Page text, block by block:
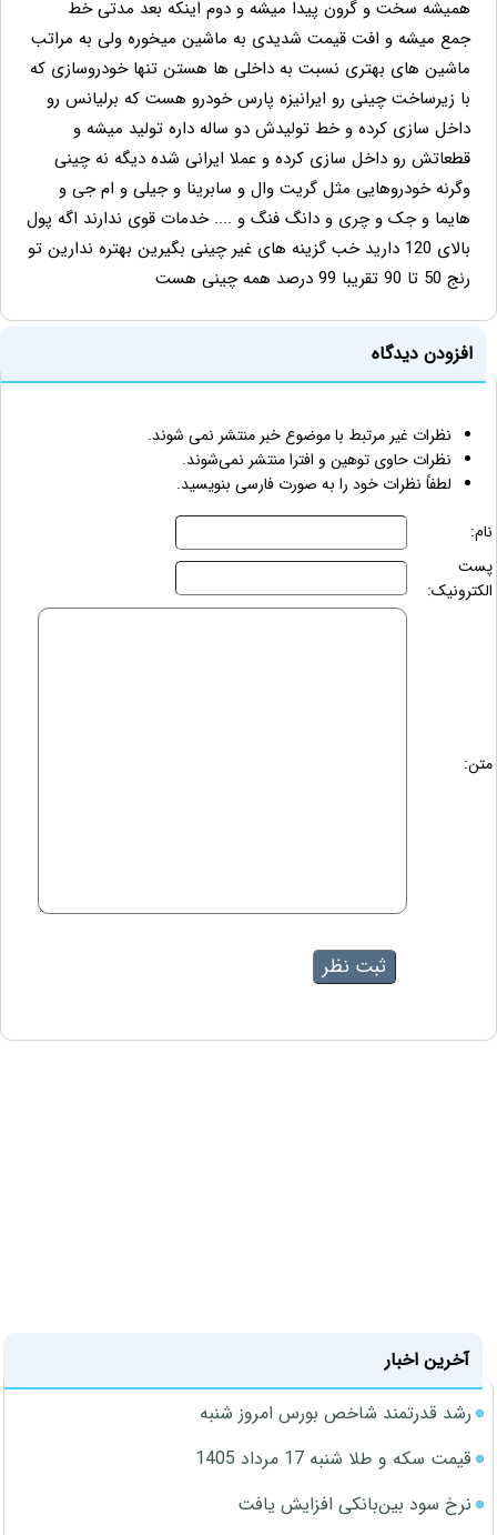
همیشه سخت و گرون پیدا میشه و دوم اینکه بعد مدتی خط
جمع میشه و افت قیمت شدیدی به ماشین میخوره ولی به مراتب
ماشین های بهتری نسبت به داخلی ها هستن تنها خودروسازی که
با زیرساخت چینی رو ایرانیزه پارس خودرو هست که برلیانس رو
داخل سازی کرده و خط تولیدش دو ساله داره تولید میشه و
قطعاتش رو داخل سازی کرده و عملا ایرانی شده دیگه نه چینی
وگرنه خودروهایی مثل گریت وال و سابرینا و جیلی و ام جی و
هایما و جک و چری و دانگ فنگ و .... خدمات قوی ندارند اگه پول
بالای 120 دارید خب گزینه های غیر چینی بگیرین بهتره ندارین تو
رنج 50 تا 90 تقریبا 99 درصد همه چینی هست
افزودن دیدگاه
نظرات غیر مرتبط با موضوع خبر منتشر نمی شوند.
نظرات حاوی توهین و افترا منتشر نمی‌شوند.
لطفاً نظرات خود را به صورت فارسی بنویسید.
نام:
پست
الکترونیک:
متن:
آخرین اخبار
رشد قدرتمند شاخص بورس امروز شنبه
قیمت سکه و طلا شنبه 17 مرداد 1405
نرخ سود بین‌بانکی افزایش یافت